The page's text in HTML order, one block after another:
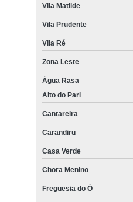
Vila Matilde
Vila Prudente
Vila Ré
Zona Leste
Água Rasa
Alto do Pari
Cantareira
Carandiru
Casa Verde
Chora Menino
Freguesia do Ó